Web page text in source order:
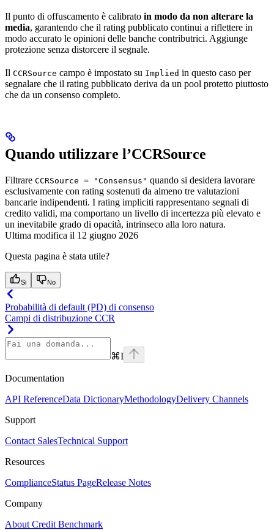
Il punto di offuscamento è calibrato in modo da non alterare la
media, garantendo che il rating pubblicato continui a riflettere in
modo accurato le opinioni delle banche contributrici. Aggiunge
protezione senza distorcere il segnale.
Il CCRSource campo è impostato su Implied in questo caso per
segnalare che il rating pubblicato deriva da un pool protetto piuttosto
che da un consenso completo.
Quando utilizzare l’CCRSource
Filtrare CCRSource = "Consensus" quando si desidera lavorare
esclusivamente con rating sostenuti da almeno tre valutazioni
bancarie indipendenti. I rating impliciti rappresentano segnali di
credito validi, ma comportano un livello di incertezza più elevato e
un inevitabile grado di opacità, intrinseco alla loro natura.
Ultima modifica il 12 giugno 2026
Questa pagina è stata utile?
Si No
Probabilità di default (PD) di consenso
Campi di distribuzione CCR
⌘I
Documentation
API ReferenceData DictionaryMethodologyDelivery Channels
Support
Contact SalesTechnical Support
Resources
ComplianceStatus PageRelease Notes
Company
About Credit Benchmark